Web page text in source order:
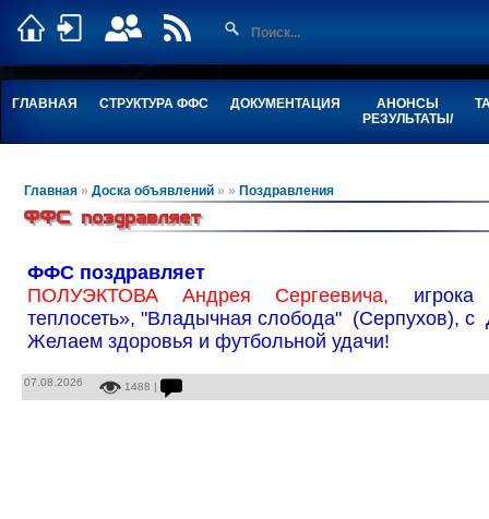
ГЛАВНАЯ СТРУКТУРА ФФС ДОКУМЕНТАЦИЯ
АНОНСЫ
РЕЗУЛЬТАТЫ/
Главная » Доска объявлений » » Поздравления
ФФС поздравляет
ФФС поздравляет
ПОЛУЭКТОВА Андрея Сергеевича, игрока
теплосеть», "Владычная слобода" (Серпухов),
Желаем здоровья и футбольной удачи!
07.08.2026 1488 |